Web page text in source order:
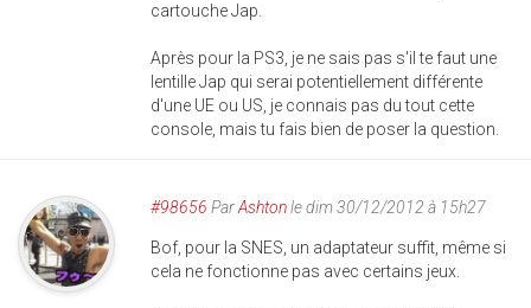
cartouche Jap.
Après pour la PS3, je ne sais pas s'il te faut une
lentille Jap qui serai potentiellement différente
d'une UE ou US, je connais pas du tout cette
console, mais tu fais bien de poser la question.
#98656 ParAshtonle dim 30/12/2012 à 15h27
Bof, pour la SNES, un adaptateur suffit, même si
cela ne fonctionne pas avec certains jeux.